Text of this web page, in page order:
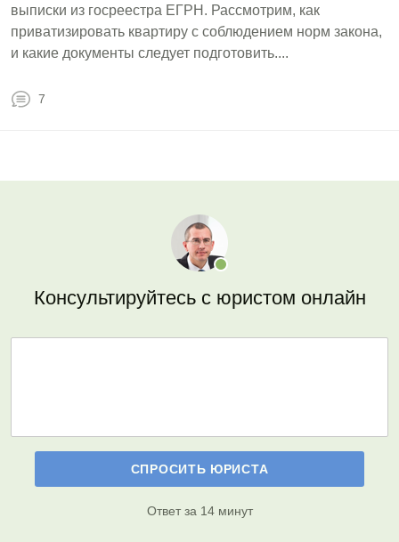
выписки из госреестра ЕГРН. Рассмотрим, как
приватизировать квартиру с соблюдением норм закона,
и какие документы следует подготовить....
7
Консультируйтесь с юристом онлайн
Ответ за 14 минут